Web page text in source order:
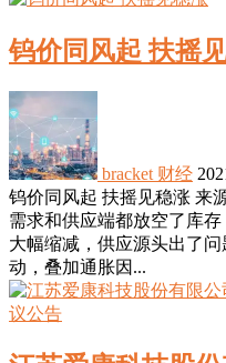
钨价同风起 扶摇
bracket 财经
钨价同风起 扶摇见稳涨 来
需求和供应端都放空了库
大幅缩减，供应源头出了
动，叠加通胀因...